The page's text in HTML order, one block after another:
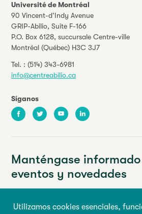
Utilizamos cookies esenciales,
Université de Montréal
90 Vincent-d’Indy Avenue
GRIP-Abilio, Suite F-166
P.O. Box 6128, succursale Centre-ville
Montréal (Québec) H3C 3J7
Tel. : (514) 343-6981
info@centreabilio.ca
Síganos
FacebookTwitter YoutubeLinkedIn
Manténgase
eventos y novedades